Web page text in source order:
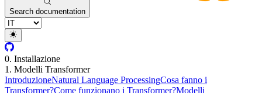
Search documentation
0. Installazione
1. Modelli Transformer
IntroduzioneNatural Language ProcessingCosa fanno i
Transformer?Come funzionano i Transformer?Modelli